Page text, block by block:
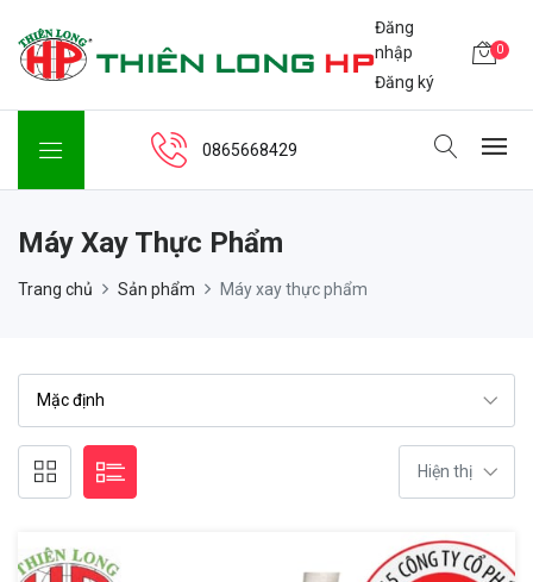
Đăng
nhập
Đăng ký
0
0865668429
Máy Xay Thực Phẩm
Trang chủ Sản phẩm Máy xay thực phẩm